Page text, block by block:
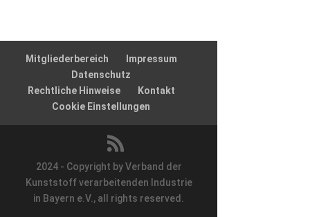
Mitgliederbereich
Impressum
Datenschutz
Rechtliche Hinweise
Kontakt
Cookie Einstellungen
2024 - Copyright by Verband der
Kunststoff verarbeitenden Industrie
in Bayern e.V., all rights reserved.